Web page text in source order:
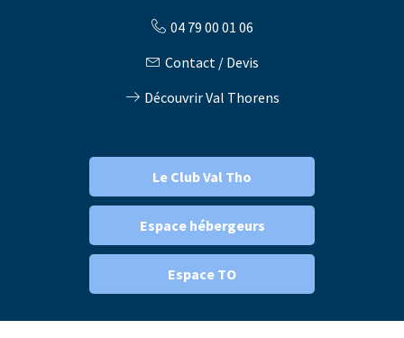
04 79 00 01 06
Contact / Devis
Découvrir Val Thorens
Le Club Val Tho
Espace hébergeurs
Espace TO